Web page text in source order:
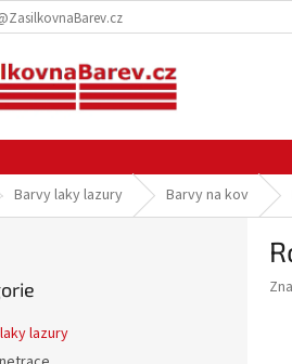
Barvy laky lazury Barvy na kov
lazury